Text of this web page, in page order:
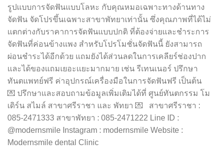
รูปแบบการจัดฟันแบบโลหะ กับคุณหมอเฉพาะทางด้านทาง
จัดฟัน จัดโปรขึ้นเฉพาะสาขาพัทยาเท่านั้น ซึ่งคุณภาพที่ได้ไม่
แตกต่างกับราคาการจัดฟันแบบปกติ ที่ต้องจ่ายและชำระการ
จัดฟันที่ค่อนข้างแพง สำหรับโปรโมชั่นจัดฟันนี้ ยังสามารถ
ผ่อนชำระได้อีกด้วย แถมยังได้ส่วนลดในการเคลียร์ช่องปาก
และได้ของแถมเยอะเเยะมากมาย เช่น รีเทนเนอร์ ปรึกษา
ทันตแพทย์ฟรี ค่าอุปกรณ์เครื่องมือในการจัดฟันฟรี เป็นต้น
💌 ปรึกษาและสอบถามข้อมูลเพิ่มเติมได้ที่ ศูนย์ทันตกรรม โม
เดิร์น สไมล์ สาขาศรีราชา และ พัทยา 💌 สาขาศรีราชา :
085-2471333 สาขาพัทยา : 085-2471222 Line ID :
@modernsmile Instagram : modernsmile Website :
Modernsmile dental Clinic